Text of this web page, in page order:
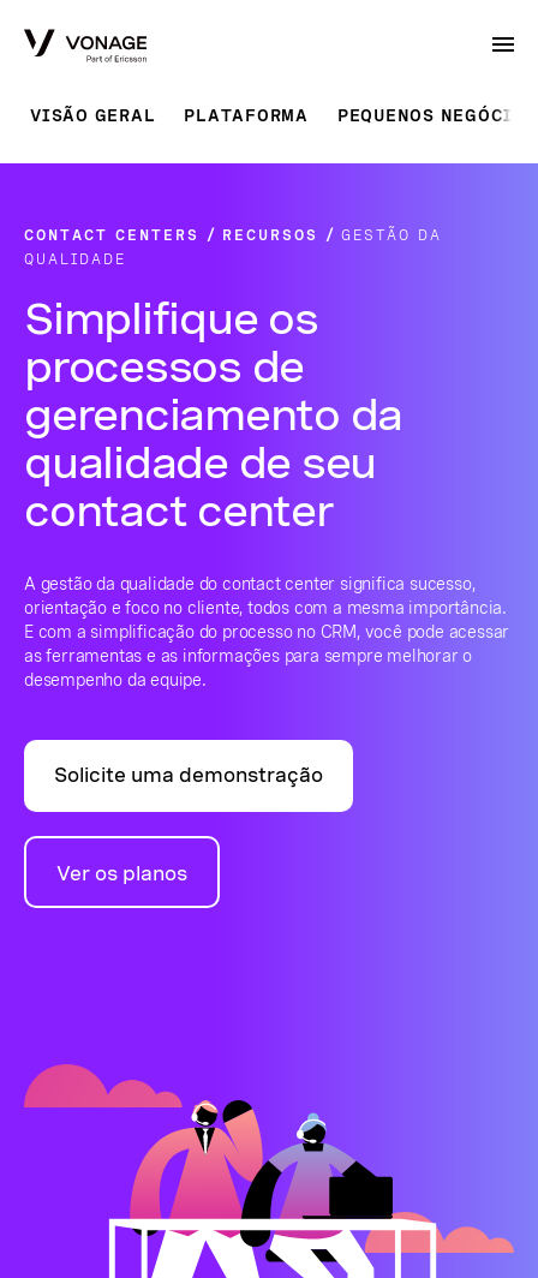
VISÃO GERAL PLATAFORMA PEQUENOS NEGÓCIOS
CONTACT CENTERS RECURSOS
GESTÃO DA
QUALIDADE
Simplifique os
processos de
gerenciamento da
qualidade de seu
contact center
A gestão da qualidade do contact center significa sucesso,
orientação e foco no cliente, todos com a mesma importância.
E com a simplificação do processo no CRM, você pode acessar
as ferramentas e as informações para sempre melhorar o
desempenho da equipe.
Solicite uma demonstração
Ver os planos